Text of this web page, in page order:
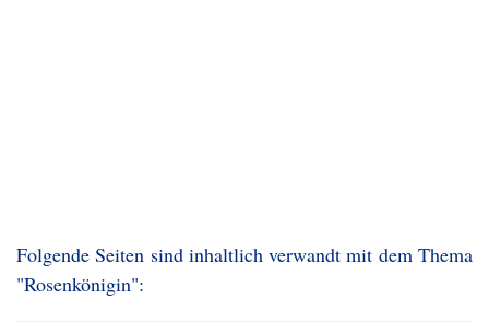
Folgende Seiten sind inhaltlich verwandt mit dem Thema
"Rosenkönigin":